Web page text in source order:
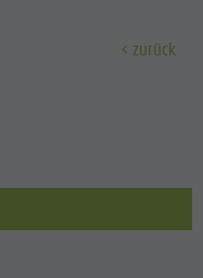
zurück